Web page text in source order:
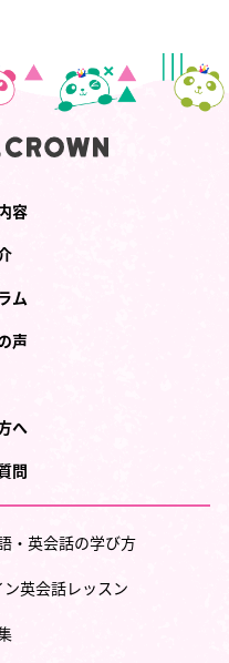
容
ム
声
へ
問
・英会話の学び方
英会話レッスン